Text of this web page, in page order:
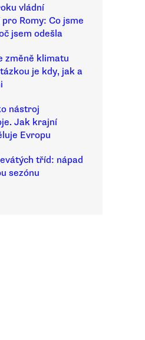
vládní
Romy: Co jsme
jsem odešla
změně klimatu
je kdy, jak a
nástroj
Jak krajní
Evropu
tříd: nápad
sezónu